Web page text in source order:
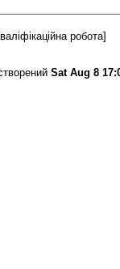
робота]
Sat Aug 8